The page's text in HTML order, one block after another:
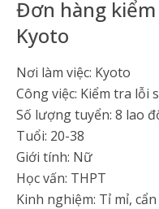
Đơn hàng
Kyoto
Nơi làm việc: Kyoto
Công việc: Kiểm tra lỗi
Số lượng tuyển: 8 lao
Tuổi: 20-38
Giới tính: Nữ
Học vấn: THPT
Kinh nghiệm: Tỉ mỉ,